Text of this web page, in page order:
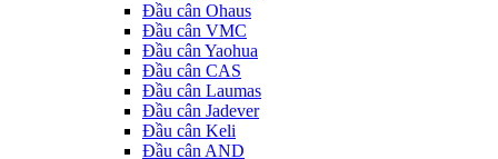
Đầu cân Ohaus
Đầu cân VMC
Đầu cân Yaohua
Đầu cân CAS
Đầu cân Laumas
Đầu cân Jadever
Đầu cân Keli
Đầu cân AND